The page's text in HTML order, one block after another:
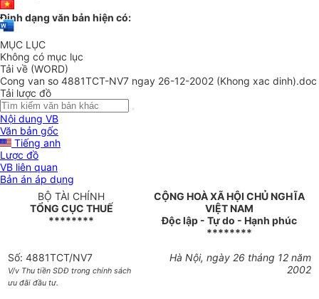
Định dạng văn bản hiện có:
MỤC LỤC
Không có mục lục
Tải về (WORD)
Cong van so 4881TCT-NV7 ngay 26-12-2002 (Khong xac dinh).doc
Tải lược đồ
Nội dung VB
Văn bản gốc
Tiếng anh
Lược đồ
VB liên quan
Bản án áp dụng
BỘ TÀI CHÍNH
TỔNG CỤC THUẾ
********
CỘNG HOÀ XÃ HỘI CHỦ NGHĨA
VIỆT NAM
Độc lập - Tự do - Hạnh phúc
********
Số: 4881TCT/NV7
V/v Thu tiền SDĐ trong chính sách
ưu đãi đầu tư.
Hà Nội, ngày 26 tháng 12 năm
2002